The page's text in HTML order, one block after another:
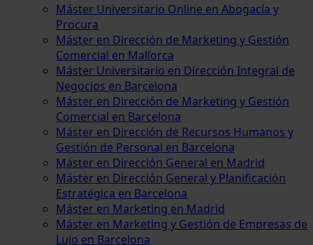
Máster Universitario Online en Abogacía y
Procura
Máster en Dirección de Marketing y Gestión
Comercial en Mallorca
Máster Universitario en Dirección Integral de
Negocios en Barcelona
Máster en Dirección de Marketing y Gestión
Comercial en Barcelona
Máster en Dirección de Recursos Humanos y
Gestión de Personal en Barcelona
Máster en Dirección General en Madrid
Máster en Dirección General y Planificación
Estratégica en Barcelona
Máster en Marketing en Madrid
Máster en Marketing y Gestión de Empresas de
Lujo en Barcelona